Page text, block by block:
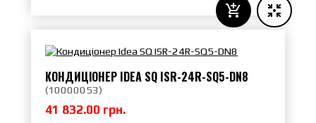
КОНДИЦІОНЕР IDEA SQ ISR-24R-SQ5-DN8
(10000053)
41 832.00 грн.